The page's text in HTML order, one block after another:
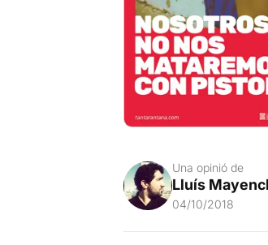
Una opinió de
Lluís
04/10/2018